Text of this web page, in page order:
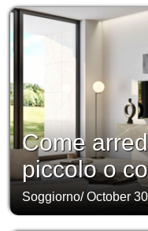
Come
piccolo o
Soggiorno/October